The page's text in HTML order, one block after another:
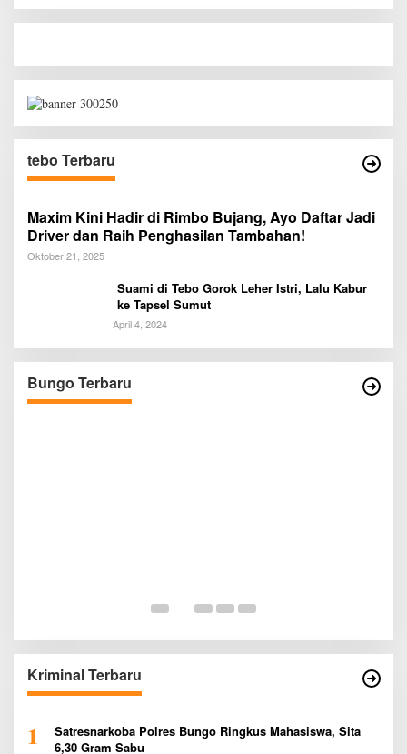
tebo Terbaru
Maxim Kini Hadir di Rimbo Bujang, Ayo Daftar Jadi
Driver dan Raih Penghasilan Tambahan!
Oktober 21, 2025
Suami di Tebo Gorok Leher Istri, Lalu Kabur
ke Tapsel Sumut
April 4, 2024
Bungo Terbaru
Resahkan Pembeli dan Penjual, Tim polres
Bungo dan Kapolsek Diminta Segera
Bertindak
Di BUNGO | Agustus 1, 2026
Kriminal Terbaru
1
Satresnarkoba Polres Bungo Ringkus Mahasiswa, Sita
6,30 Gram Sabu